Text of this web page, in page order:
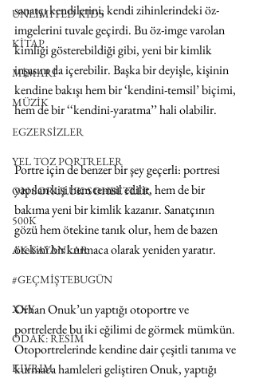
UNLIMITED KIDS
KİTAP
MİMARİ
MÜZİK
EGZERSİZLER
YEL TOZ PORTRELER
ON SORULUK SOHBETLER
500K
AK-SAYANLAR
#GEÇMİŞTEBUGÜN
XXY
ODAK: RESİM
KIVRIM
sanatçı kendilerini, kendi zihinlerindeki öz-
imgelerini tuvale geçirdi. Bu öz-imge varolan
kimliği gösterebildiği gibi, yeni bir kimlik
inşasını da içerebilir. Başka bir deyişle, kişinin
kendine bakışı hem bir ‘kendini-temsil’ biçimi,
hem de bir ‘‘kendini-yaratma’’ hali olabilir.
Portre için de benzer bir şey geçerli: portresi
yapılan kişi hem temsil edilir, hem de bir
bakıma yeni bir kimlik kazanır. Sanatçının
gözü hem ötekine tanık olur, hem de bazen
ötekini bir kurmaca olarak yeniden yaratır.
Orhan Onuk’un yaptığı otoportre ve
portrelerde bu iki eğilimi de görmek mümkün.
Otoportrelerinde kendine dair çeşitli tanıma ve
kurmaca hamleleri geliştiren Onuk, yaptığı